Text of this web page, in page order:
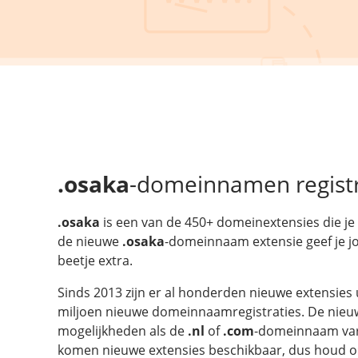
.osaka-domeinnamen
.osaka is een van de 450+ domeinextensies die
de nieuwe .osaka-domeinnaam extensie geef je
beetje extra.
Sinds 2013 zijn er al honderden nieuwe
miljoen nieuwe domeinnaamregistraties. De
mogelijkheden als de .nl of.com-domeinnaam
komen nieuwe extensies beschikbaar, dus houd